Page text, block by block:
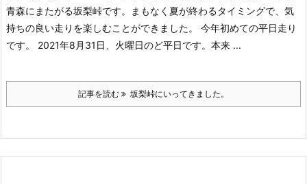
青森にまたがる坂梨峠です。まもなく夏が終わるタイミングで、気
持ちの良い走りを楽しむことができました。 今年初めての平日走り
です。 2021年8月31日、火曜日のど平日です。本来 ...
記事を読む 坂梨峠にいってきました。